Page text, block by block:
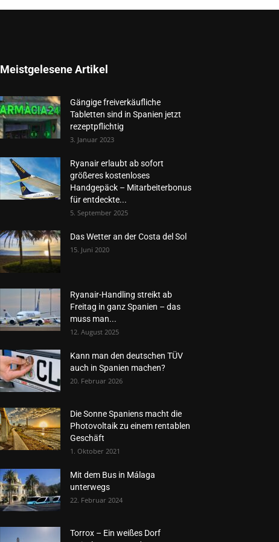
Meistgelesene Artikel
Gängige freiverkäufliche
Tabletten sind in Spanien jetzt
rezeptpflichtig
3. Januar 2023
Ryanair erlaubt ab sofort
größeres kostenloses
Handgepäck – Mitarbeiterbonus
für entdeckte...
5. September 2025
Das Wetter an der Costa del Sol
15. Juni 2020
Ryanair-Handling streikt ab
Freitag in ganz Spanien – das
muss man...
12. August 2025
Kann man den deutschen TÜV
auch in Spanien machen?
20. Februar 2026
Die Sonne Spaniens macht die
Photovoltaik zu einem rentablen
Geschäft
1. Oktober 2021
Mit dem Bus in Málaga
unterwegs
22. Februar 2024
Torrox – Ein weißes Dorf